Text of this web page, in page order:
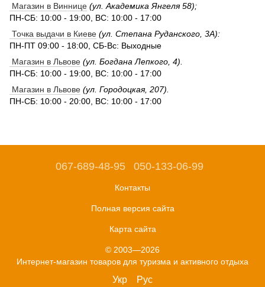
Магазин в Виннице (ул. Академика Янгеля 58);
ПН-СБ: 10:00 - 19:00, ВС: 10:00 - 17:00
Точка выдачи в Киеве (ул. Степана Руданского, 3А):
ПН-ПТ 09:00 - 18:00, СБ-Вс: Выходные
Магазин в Львове (ул. Богдана Лепкого, 4).
ПН-СБ: 10:00 - 19:00, ВС: 10:00 - 17:00
Магазин в Львове (ул. Городоцкая, 207).
ПН-СБ: 10:00 - 20:00, ВС: 10:00 - 17:00
067-689-48-95 050-133-06-99
Контакты
Полная версия сайта
Карта сайта
© 2003—2026
Интернет-магазин товаров для туризма и активного отдыха
Укр Рус